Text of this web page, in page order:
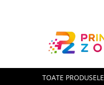
Toate Produsele
Imprimante cu jetTOATE PRODUSELE